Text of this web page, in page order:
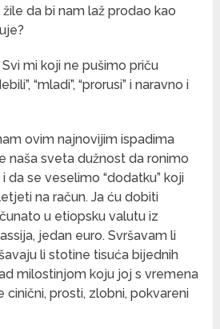
da bi nam laž prodao kao
mi koji ne pušimo priču
“mladi”, “prorusi” i naravno i
ovim najnovijim ispadima
naša sveta dužnost da ronimo
da se veselimo “dodatku” koji
na račun. Ja ću dobiti
u etiopsku valutu iz
jedan euro. Svršavam li
li stotine tisuća bijednih
milostinjom koju joj s vremena
prosti, zlobni, pokvareni